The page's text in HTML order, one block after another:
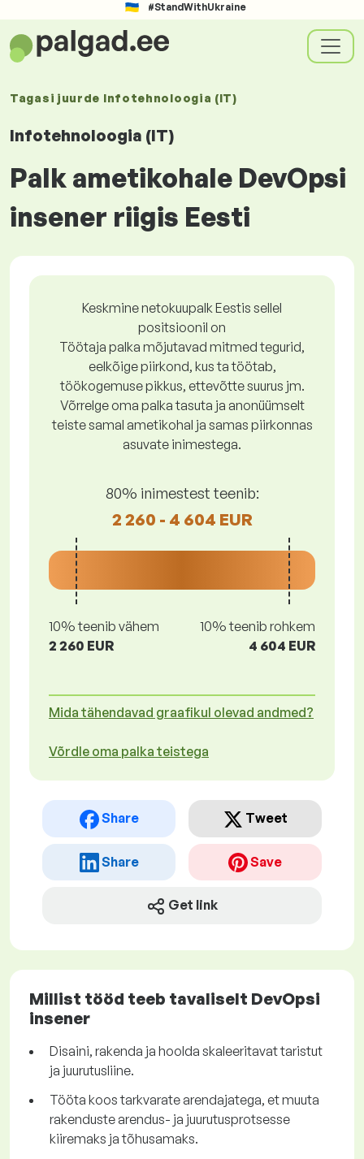
#StandWithUkraine
Tagasi juurde Infotehnoloogia (IT)
Infotehnoloogia (IT)
Palk ametikohale DevOpsi
insener riigis Eesti
Keskmine netokuupalk Eestis sellel
positsioonil on
Töötaja palka mõjutavad mitmed tegurid,
eelkõige piirkond, kus ta töötab,
töökogemuse pikkus, ettevõtte suurus jm.
Võrrelge oma palka tasuta ja anonüümselt
teiste samal ametikohal ja samas piirkonnas
asuvate inimestega.
80% inimestest teenib:
2 260 - 4 604 EUR
10% teenib vähem
2 260 EUR
10% teenib rohkem
4 604 EUR
Mida tähendavad graafikul olevad andmed?
Võrdle oma palka teistega
Share Tweet
Share Save
Get link
Millist tööd teeb tavaliselt DevOpsi
insener
Disaini, rakenda ja hoolda skaleeritavat taristut
ja juurutusliine.
Tööta koos tarkvarate arendajatega, et muuta
rakenduste arendus- ja juurutusprotsesse
kiiremaks ja tõhusamaks.